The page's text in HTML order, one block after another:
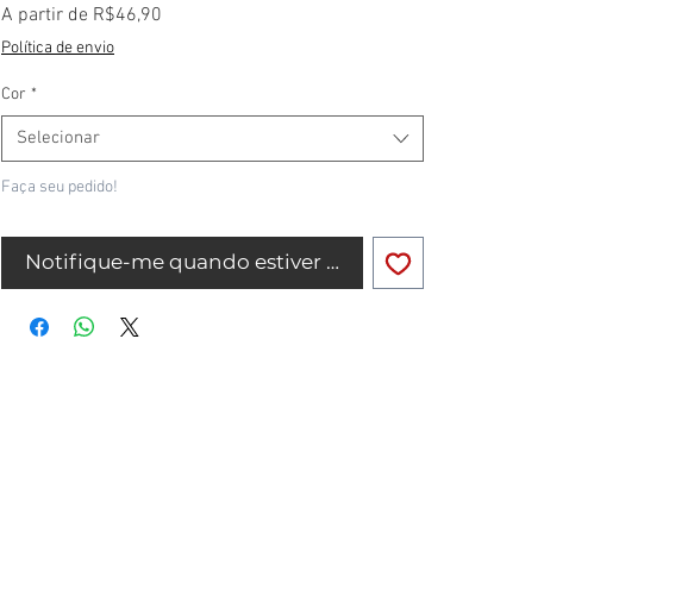
A partir de R$46,90
Política de envio
Cor *
Selecionar
Faça seu pedido!
Notifique-me quando estiver disponível